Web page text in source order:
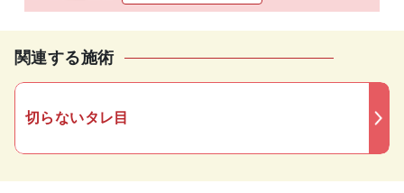
関連する施術
切らないタレ目